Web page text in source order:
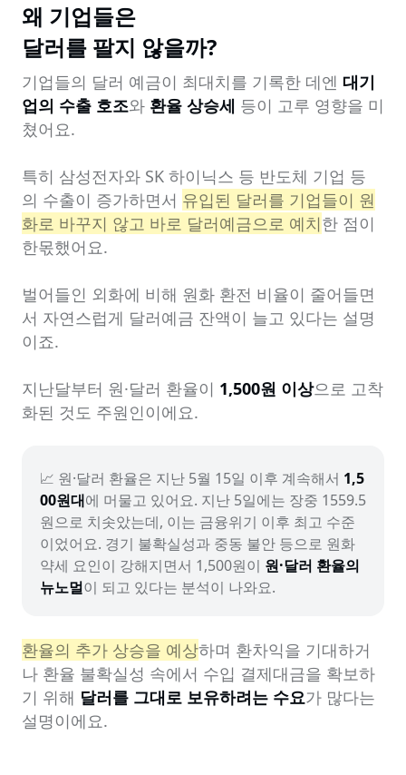
왜 기업들은
달러를 팔지 않을까?
기업들의 달러 예금이 최대치를 기록한 데엔 대기
업의 수출 호조와 환율 상승세 등이 고루 영향을 미
쳤어요.
특히 삼성전자와 SK 하이닉스 등 반도체 기업 등
의 수출이 증가하면서 유입된 달러를 기업들이 원
화로 바꾸지 않고 바로 달러예금으로 예치한 점이
한몫했어요.
벌어들인 외화에 비해 원화 환전 비율이 줄어들면
서 자연스럽게 달러예금 잔액이 늘고 있다는 설명
이죠.
지난달부터 원·달러 환율이 1,500원 이상으로 고착
화된 것도 주원인이에요.
📈 원·달러 환율은 지난 5월 15일 이후 계속해서 1,5
00원대에 머물고 있어요. 지난 5일에는 장중 1559.5
원으로 치솟았는데, 이는 금융위기 이후 최고 수준
이었어요. 경기 불확실성과 중동 불안 등으로 원화
약세 요인이 강해지면서 1,500원이 원·달러 환율의
뉴노멀이 되고 있다는 분석이 나와요.
환율의 추가 상승을 예상하며 환차익을 기대하거
나 환율 불확실성 속에서 수입 결제대금을 확보하
기 위해 달러를 그대로 보유하려는 수요가 많다는
설명이에요.